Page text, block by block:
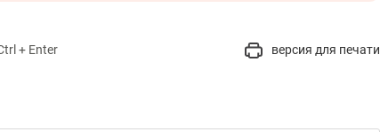
+ Enter версия для печати